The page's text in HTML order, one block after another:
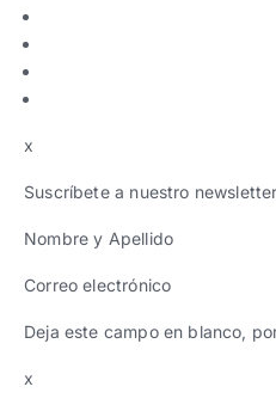
x
Suscríbete a nuestro
Nombre y Apellido
Correo electrónico
Deja este campo en blanco,
x